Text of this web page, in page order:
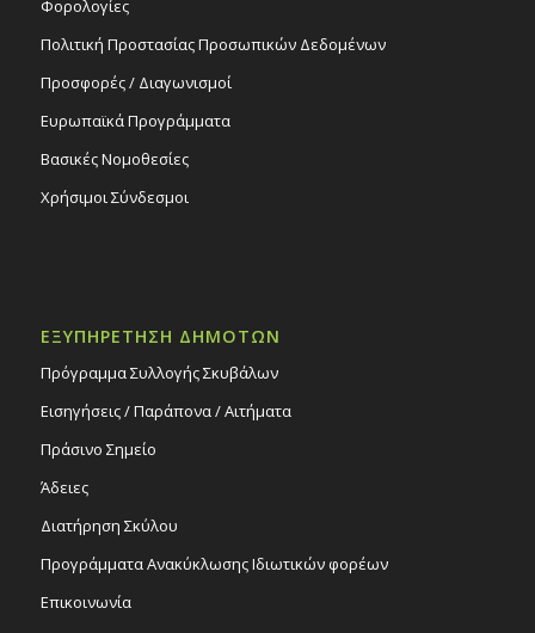
Εκδηλώσεις Δήμου
Δασουπόλεως
Φορολογίες
Πολιτική Προστασίας Προσωπικών Δεδομένων
Προσφορές / Διαγωνισμοί
Ευρωπαϊκά Προγράμματα
Βασικές Νομοθεσίες
Χρήσιμοι Σύνδεσμοι
ΕΞΥΠΗΡΕΤΗΣΗ ΔΗΜΟΤΩΝ
Πρόγραμμα Συλλογής Σκυβάλων
Εισηγήσεις / Παράπονα / Αιτήματα
Πράσινο Σημείο
Άδειες
Διατήρηση Σκύλου
Προγράμματα Ανακύκλωσης Ιδιωτικών φορέων
Επικοινωνία